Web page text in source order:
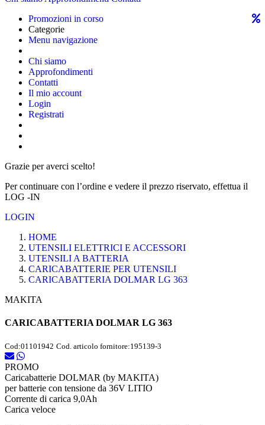
Promozioni in corso
Categorie
Menu navigazione
Chi siamo
Approfondimenti
Contatti
Il mio account
Login
Registrati
Grazie per averci scelto!
Per continuare con l’ordine e vedere il prezzo riservato, effettua il
LOG -IN
LOGIN
HOME
UTENSILI ELETTRICI E ACCESSORI
UTENSILI A BATTERIA
CARICABATTERIE PER UTENSILI
CARICABATTERIA DOLMAR LG 363
MAKITA
CARICABATTERIA DOLMAR LG 363
Cod:01101942 Cod. articolo fornitore:195139-3
PROMO
Caricabatterie DOLMAR (by MAKITA)
per batterie con tensione da 36V LITIO
Corrente di carica 9,0Ah
Carica veloce